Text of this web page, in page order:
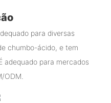
para diversas
chumbo-ácido, e tem
adequado para mercados
ODM.